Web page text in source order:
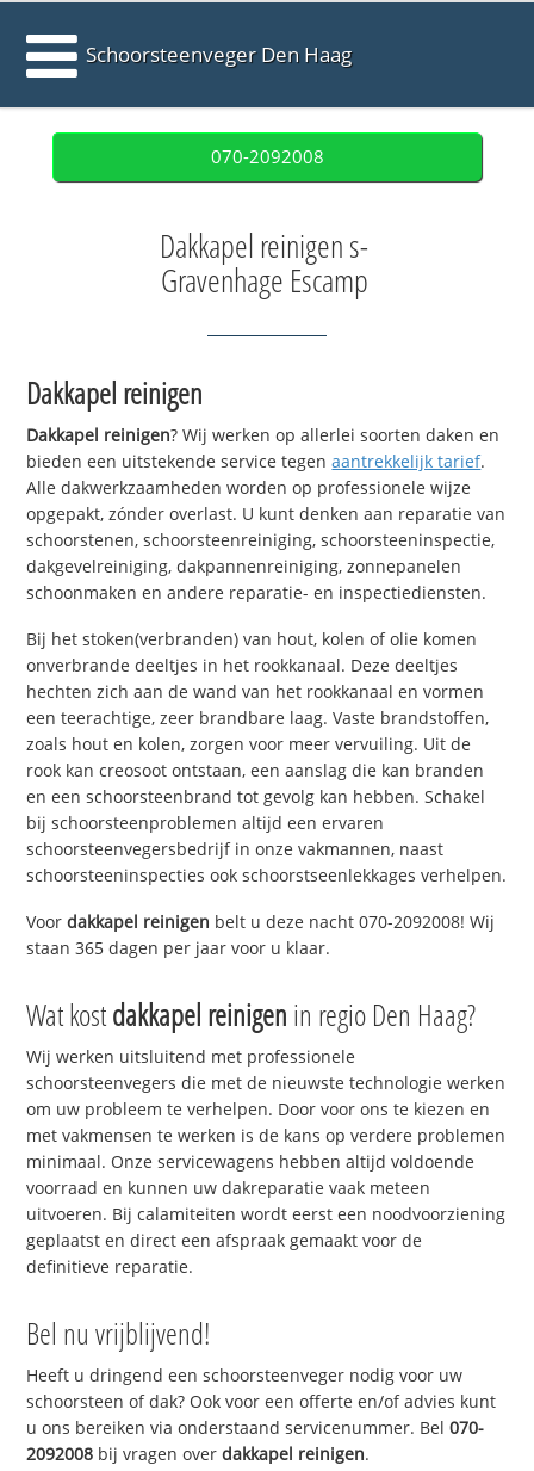
Schoorsteenveger Den Haag
070-2092008
Dakkapel reinigen s-
Gravenhage Escamp
Dakkapel reinigen
Dakkapel reinigen? Wij werken op allerlei soorten daken en
bieden een uitstekende service tegenaantrekkelijk tarief.
Alle dakwerkzaamheden worden op professionele wijze
opgepakt, zónder overlast. U kunt denken aan reparatie van
schoorstenen, schoorsteenreiniging, schoorsteeninspectie,
dakgevelreiniging, dakpannenreiniging, zonnepanelen
schoonmaken en andere reparatie- en inspectiediensten.
Bij het stoken(verbranden) van hout, kolen of olie komen
onverbrande deeltjes in het rookkanaal. Deze deeltjes
hechten zich aan de wand van het rookkanaal en vormen
een teerachtige, zeer brandbare laag. Vaste brandstoffen,
zoals hout en kolen, zorgen voor meer vervuiling. Uit de
rook kan creosoot ontstaan, een aanslag die kan branden
en een schoorsteenbrand tot gevolg kan hebben. Schakel
bij schoorsteenproblemen altijd een ervaren
schoorsteenvegersbedrijf in onze vakmannen, naast
schoorsteeninspecties ook schoorstseenlekkages verhelpen.
Voordakkapel reinigen belt u deze nacht 070-2092008! Wij
staan 365 dagen per jaar voor u klaar.
Wat kostdakkapel reinigen in regio Den Haag?
Wij werken uitsluitend met professionele
schoorsteenvegers die met de nieuwste technologie werken
om uw probleem te verhelpen. Door voor ons te kiezen en
met vakmensen te werken is de kans op verdere problemen
minimaal. Onze servicewagens hebben altijd voldoende
voorraad en kunnen uw dakreparatie vaak meteen
uitvoeren. Bij calamiteiten wordt eerst een noodvoorziening
geplaatst en direct een afspraak gemaakt voor de
definitieve reparatie.
Bel nu vrijblijvend!
Heeft u dringend een schoorsteenveger nodig voor uw
schoorsteen of dak? Ook voor een offerte en/of advies kunt
u ons bereiken via onderstaand servicenummer. Bel070-
2092008 bij vragen overdakkapel reinigen.